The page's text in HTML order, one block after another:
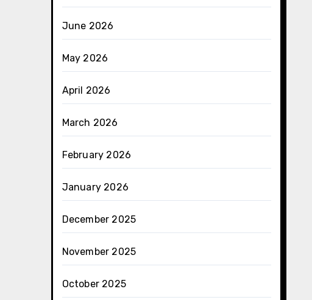
June 2026
May 2026
April 2026
March 2026
February 2026
January 2026
December 2025
November 2025
October 2025